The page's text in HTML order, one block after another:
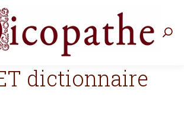
dictionnaire